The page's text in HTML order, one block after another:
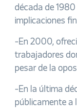
década de
implicaciones
-En 2000,
trabajadores
pesar de la
-En la última
públicamente a